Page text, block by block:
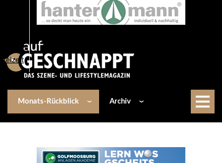
Lifestyle
Freizeit
Monats-Rückblick Archiv